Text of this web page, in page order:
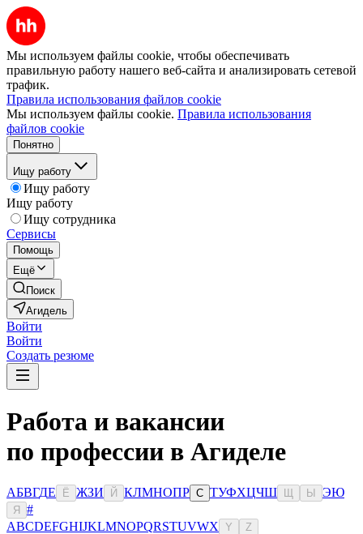
Мы используем файлы cookie, чтобы обеспечивать
правильную работу нашего веб-сайта и анализировать сетевой
трафик.
Правила использования файлов cookie
Мы используем файлы cookie. Правила использования
файлов cookie
Понятно
Ищу работу
Ищу работу
Ищу работу
Ищу сотрудника
Сервисы
Помощь
Ещё
Поиск
Агидель
Войти
Войти
Создать резюме
Работа и вакансии
по профессии в Агиделе
АБВГДЕ Ё ЖЗИ Й КЛМНОПР С ТУФХЦЧШ Ы ЭЮ
Я
#
ABCDEFGHIJKLMNOPQRSTUVWX Y Z